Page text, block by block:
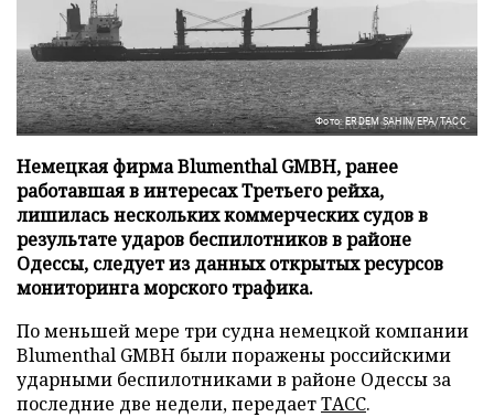
Фото: ERDEM SAHIN/EPA/ТАСС
Немецкая фирма Blumenthal GMBH, ранее
работавшая в интересах Третьего рейха,
лишилась нескольких коммерческих судов в
результате ударов беспилотников в районе
Одессы, следует из данных открытых ресурсов
мониторинга морского трафика.
По меньшей мере три судна немецкой компании
Blumenthal GMBH были поражены российскими
ударными беспилотниками в районе Одессы за
последние две недели, передаетТАСС.